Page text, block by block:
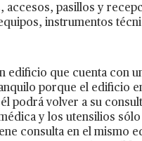
pasillos y
instrumentos
edificio que cuenta con
porque el edificio
podrá volver a su
y los utensilios
consulta en el mismo